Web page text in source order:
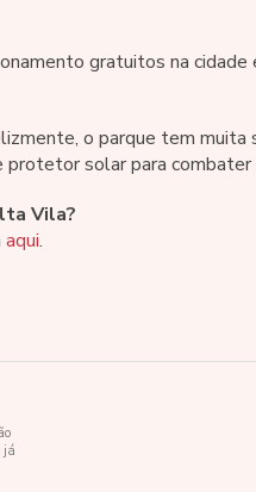
gratuitos na
o parque tem
protetor solar para combater
Vila?
aqui.
já